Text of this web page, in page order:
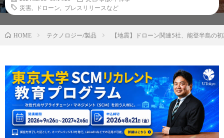
災害
ドローン プレスリリースなど
HOME テクノロジー/製品 【地震】ドローン関連5社、能登半島の